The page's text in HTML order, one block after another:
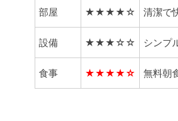
部屋 ★★★★☆ 清潔で
設備 ★★★☆☆ シンプ
食事 ★★★★☆ 無料朝